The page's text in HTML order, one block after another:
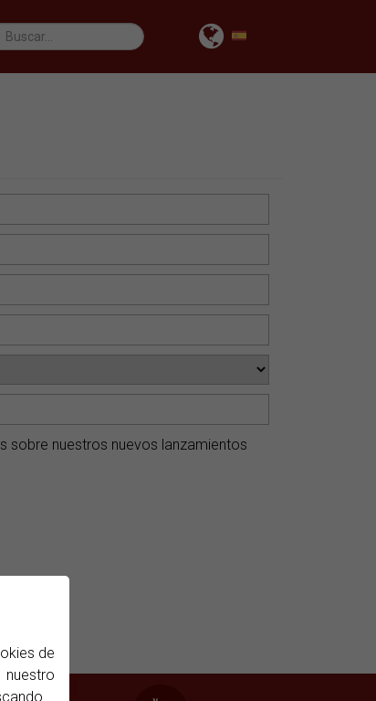
de
sobre nuestros nuevos lanzamientos